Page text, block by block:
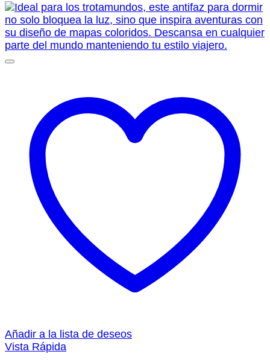
Añadir a la lista de deseos
Vista Rápida